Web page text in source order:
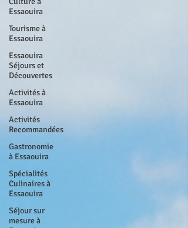
Essaouira
Tourisme à
Essaouira
Essaouira
Séjours et
Découvertes
Activités à
Essaouira
Activités
Recommandées
Gastronomie
à Essaouira
Spécialités
Culinaires à
Essaouira
Séjour sur
mesure à